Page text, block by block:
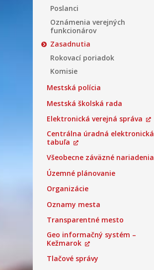
Poslanci
Oznámenia verejných
funkcionárov
Zasadnutia
Rokovací poriadok
Komisie
Mestská polícia
Mestská školská rada
Elektronická verejná správa
Centrálna úradná elektronická
tabuľa
Všeobecne záväzné nariadenia
Územné plánovanie
Organizácie
Oznamy mesta
Transparentné mesto
Geo informačný systém –
Kežmarok
Tlačové správy